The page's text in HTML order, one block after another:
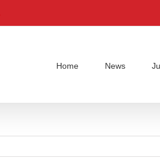
Home News